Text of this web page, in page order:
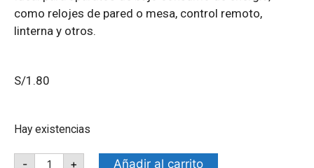
como relojes de pared o mesa, control remoto,
linterna y otros.
S/1.80
Hay existencias
- + Añadir al carrito